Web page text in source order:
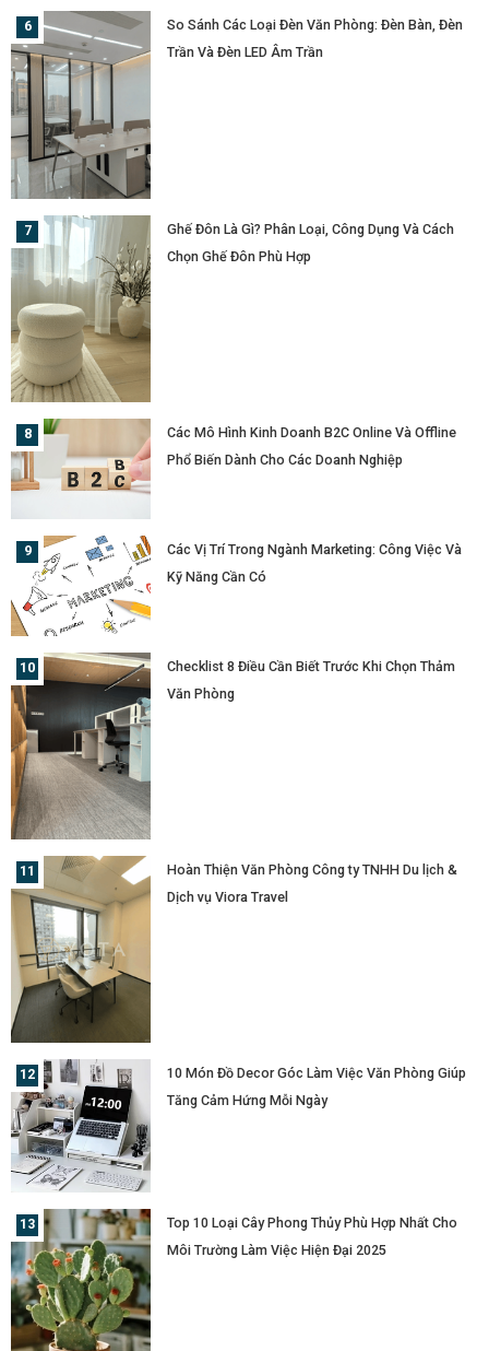
So Sánh Các Loại Đèn Văn Phòng: Đèn Bàn, Đèn
Trần Và Đèn LED Âm Trần
Ghế Đôn Là Gì? Phân Loại, Công Dụng Và Cách
Chọn Ghế Đôn Phù Hợp
Các Mô Hình Kinh Doanh B2C Online Và Offline
Phổ Biến Dành Cho Các Doanh Nghiệp
Các Vị Trí Trong Ngành Marketing: Công Việc Và
Kỹ Năng Cần Có
Checklist 8 Điều Cần Biết Trước Khi Chọn Thảm
Văn Phòng
Hoàn Thiện Văn Phòng Công ty TNHH Du lịch &
Dịch vụ Viora Travel
10 Món Đồ Decor Góc Làm Việc Văn Phòng Giúp
Tăng Cảm Hứng Mỗi Ngày
Top 10 Loại Cây Phong Thủy Phù Hợp Nhất Cho
Môi Trường Làm Việc Hiện Đại 2025